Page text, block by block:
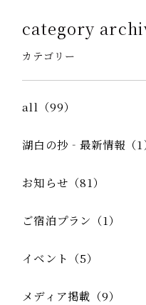
category
カテゴリー
all（99）
湖白の抄‐最新情報（1
お知らせ（81）
ご宿泊プラン（1）
イベント（5）
メディア掲載（9）